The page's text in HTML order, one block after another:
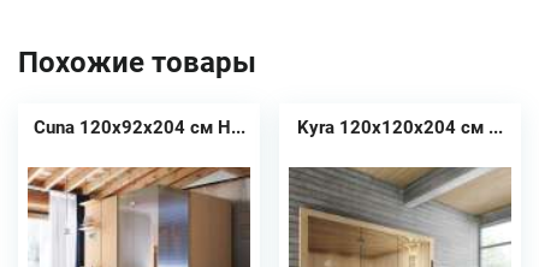
Похожие товары
Cuna 120x92x204 см H... Kyra 120x120x204 см ...